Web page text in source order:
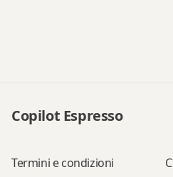
Copilot Espresso
Termini e condizioni